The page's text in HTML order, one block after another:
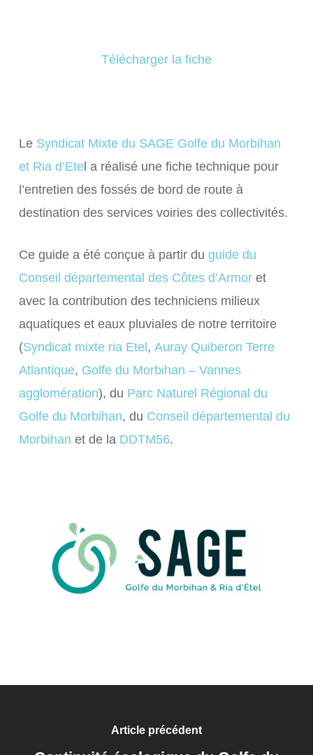
Télécharger la fiche
Le Syndicat Mixte du SAGE Golfe du Morbihan
et Ria d’Etel a réalisé une fiche technique pour
l’entretien des fossés de bord de route à
destination des services voiries des collectivités.
Ce guide a été conçue à partir du guide du
Conseil départemental des Côtes d’Armoret
avec la contribution des techniciens milieux
aquatiques et eaux pluviales de notre territoire
(Syndicat mixte ria Etel , Auray Quiberon Terre
Atlantique, Golfe du Morbihan – Vannes
agglomération), du Parc Naturel Régional du
Golfe du Morbihan, du Conseil départemental du
Morbihan et de la DDTM56.
Article précédent